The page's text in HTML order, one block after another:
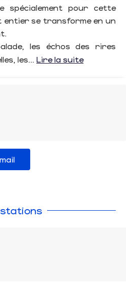
spécialement pour cette
entier se transforme en un
les échos des rires
les... Lire la suite